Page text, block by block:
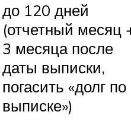
до 120 дней
(отчетный месяц
3 месяца после
даты выписки,
погасить «долг по
выписке»)